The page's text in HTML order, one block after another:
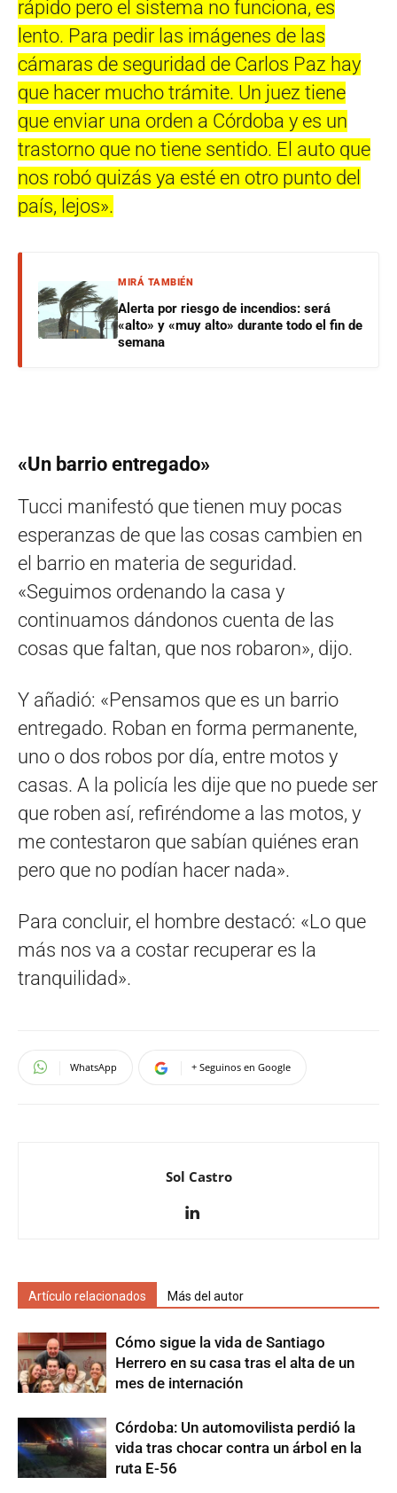
rápido pero el sistema no funciona, es
lento. Para pedir las imágenes de las
cámaras de seguridad de Carlos Paz hay
que hacer mucho trámite. Un juez tiene
que enviar una orden a Córdoba y es un
trastorno que no tiene sentido. El auto que
nos robó quizás ya esté en otro punto del
país, lejos».
MIRÁ TAMBIÉN
Alerta por riesgo de incendios: será
«alto» y «muy alto» durante todo el fin de
semana
«Un barrio entregado»
Tucci manifestó que tienen muy pocas
esperanzas de que las cosas cambien en
el barrio en materia de seguridad.
«Seguimos ordenando la casa y
continuamos dándonos cuenta de las
cosas que faltan, que nos robaron», dijo.
Y añadió: «Pensamos que es un barrio
entregado. Roban en forma permanente,
uno o dos robos por día, entre motos y
casas. A la policía les dije que no puede ser
que roben así, refiréndome a las motos, y
me contestaron que sabían quiénes eran
pero que no podían hacer nada».
Para concluir, el hombre destacó: «Lo que
más nos va a costar recuperar es la
tranquilidad».
WhatsApp + Seguinos en Google
Sol Castro
Artículo relacionados Más del autor
Cómo sigue la vida de Santiago
Herrero en su casa tras el alta de un
mes de internación
Córdoba: Un automovilista perdió la
vida tras chocar contra un árbol en la
ruta E-56